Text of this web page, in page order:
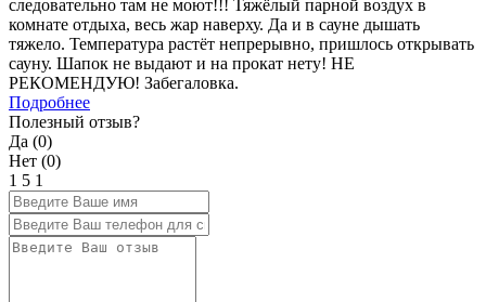
следовательно там не моют!!! Тяжёлый парной воздух в
комнате отдыха, весь жар наверху. Да и в сауне дышать
тяжело. Температура растёт непрерывно, пришлось открывать
сауну. Шапок не выдают и на прокат нету! НЕ
РЕКОМЕНДУЮ! Забегаловка.
Подробнее
Полезный отзыв?
Да (0)
Нет (0)
1 5 1